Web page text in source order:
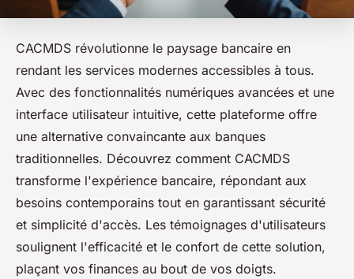
CACMDS révolutionne le paysage bancaire en
rendant les services modernes accessibles à tous.
Avec des fonctionnalités numériques avancées et une
interface utilisateur intuitive, cette plateforme offre
une alternative convaincante aux banques
traditionnelles. Découvrez comment CACMDS
transforme l'expérience bancaire, répondant aux
besoins contemporains tout en garantissant sécurité
et simplicité d'accès. Les témoignages d'utilisateurs
soulignent l'efficacité et le confort de cette solution,
plaçant vos finances au bout de vos doigts.